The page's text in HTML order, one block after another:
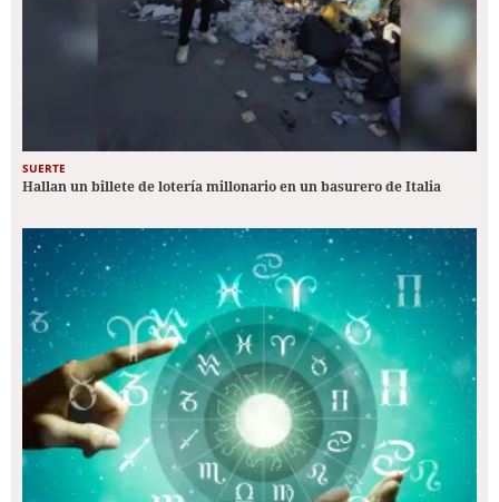
SUERTE
Hallan un billete de lotería millonario en un basurero de Italia